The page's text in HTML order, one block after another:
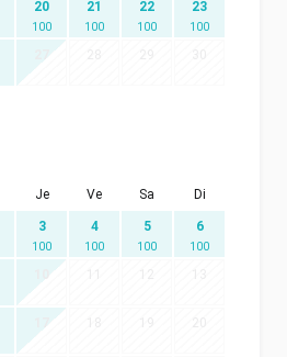
20
100
21
100
22
100
23
100
27
Je Ve Sa Di
3
100
4
100
5
100
6
100
17